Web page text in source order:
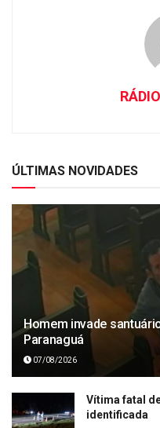
ÚLTIMAS NOVIDADES
Homem invade
Paranaguá
07/08/2026
Vítima fatal
identificada